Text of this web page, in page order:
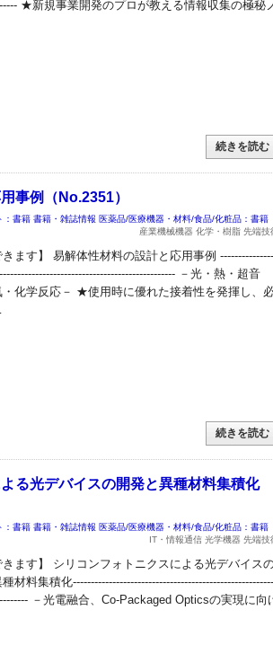
★新規事業開発のプロが教える情報収集の極秘
続きを読む
事例（No.2351）
：書籍 書籍・雑誌情報 医薬品/医療機器・材料/食品/化粧品：書籍
産業機械機器 化学・樹脂 先端技
きます】 易解体性材料の設計と応用事例
－光・熱・超音
・化学反応－ ★使用時に優れた接着性を発揮し、
続きを読む
る光デバイスの開発と異種材料集積化
：書籍 書籍・雑誌情報 医薬品/医療機器・材料/食品/化粧品：書籍
IT・情報通信 光学機器 先端技
きます】 シリコンフォトニクスによる光デバイス
材料集積化
－光電融合、Co-Packaged Opticsの実現に向